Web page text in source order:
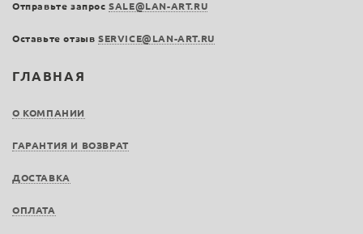
ГЛАВНАЯ
О КОМПАНИИ
ГАРАНТИЯ И ВОЗВРАТ
ДОСТАВКА
ОПЛАТА
Отправьте запросSALE@LAN-ART.RU
Оставьте отзыв SERVICE@LAN-ART.RU